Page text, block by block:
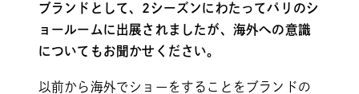
ブランドとして、2シーズンにわたってパリのシ
ョールームに出展されましたが、海外への意識
についてもお聞かせください。
以前から海外でショーをすることをブランドの